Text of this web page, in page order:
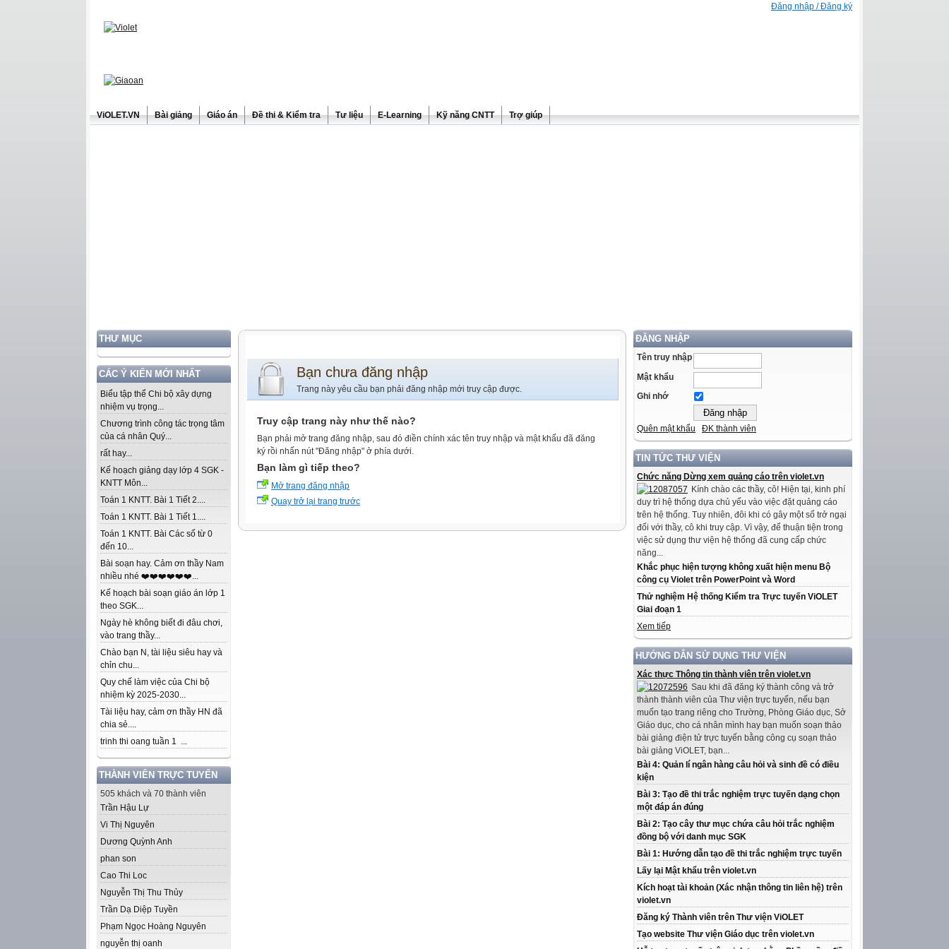
Đăng nhập / Đăng ký
ViOLET.VN Bài giảng Giáo án Đề thi & Kiểm tra Tư liệu E-Learning Kỹ năng CNTT Trợ giúp
THƯ MỤC
CÁC Ý KIẾN MỚI NHẤT
Biểu tập thể Chi bộ xây dựng
nhiệm vụ trọng...
Chương trình công tác trọng tâm
của cá nhân Quý...
rất hay...
Kế hoạch giảng dạy lớp 4 SGK -
KNTT Môn...
Toán 1 KNTT. Bài 1 Tiết 2....
Toán 1 KNTT. Bài 1 Tiết 1....
Toán 1 KNTT. Bài Các số từ 0
đến 10...
Bài soạn hay. Cảm ơn thầy Nam
nhiều nhé ❤️❤️❤️❤️❤️❤️...
Kế hoạch bài soạn giáo án lớp 1
theo SGK...
Ngày hè không biết đi đâu chơi,
vào trang thầy...
Chào bạn N, tài liệu siêu hay và
chỉn chu...
Quy chế làm việc của Chi bộ
nhiệm kỳ 2025-2030...
Tài liệu hay, cảm ơn thầy HN đã
chia sẻ....
trinh thi oang tuần 1 ...
THÀNH VIÊN TRỰC TUYẾN
505 khách và 70 thành viên
Trần Hậu Lự
Vi Thị Nguyên
Dương Quỳnh Anh
phan son
Cao Thi Loc
Nguyễn Thị Thu Thủy
Trần Dạ Diệp Tuyền
Phạm Ngọc Hoàng Nguyên
nguyễn thị oanh
ĐĂNG NHẬP
Tên truy nhập
Mật khẩu
Ghi nhớ
Quên mật khẩu ĐK thành viên
TIN TỨC THƯ VIỆN
Chức năng Dừng xem quảng cáo trên violet.vn
Kính chào các thầy, cô! Hiện tại, kinh phí
duy trì hệ thống dựa chủ yếu vào việc đặt quảng cáo
trên hệ thống. Tuy nhiên, đôi khi có gây một số trở ngại
đối với thầy, cô khi truy cập. Vì vậy, để thuận tiện trong
việc sử dụng thư viện hệ thống đã cung cấp chức
năng...
Khắc phục hiện tượng không xuất hiện menu Bộ
công cụ Violet trên PowerPoint và Word
Thử nghiệm Hệ thống Kiểm tra Trực tuyến ViOLET
Giai đoạn 1
Xem tiếp
HƯỚNG DẪN SỬ DỤNG THƯ VIỆN
Xác thực Thông tin thành viên trên violet.vn
Sau khi đã đăng ký thành công và trở
thành thành viên của Thư viện trực tuyến, nếu bạn
muốn tạo trang riêng cho Trường, Phòng Giáo dục, Sở
Giáo dục, cho cá nhân mình hay bạn muốn soạn thảo
bài giảng điện tử trực tuyến bằng công cụ soạn thảo
bài giảng ViOLET, bạn...
Bài 4: Quản lí ngân hàng câu hỏi và sinh đề có điều
kiện
Bài 3: Tạo đề thi trắc nghiệm trực tuyến dạng chọn
một đáp án đúng
Bài 2: Tạo cây thư mục chứa câu hỏi trắc nghiệm
đồng bộ với danh mục SGK
Bài 1: Hướng dẫn tạo đề thi trắc nghiệm trực tuyến
Lấy lại Mật khẩu trên violet.vn
Kích hoạt tài khoản (Xác nhận thông tin liên hệ) trên
violet.vn
Đăng ký Thành viên trên Thư viện ViOLET
Tạo website Thư viện Giáo dục trên violet.vn
Bạn chưa đăng nhập
Trang này yêu cầu bạn phải đăng nhập mới truy cập được.
Truy cập trang này như thế nào?
Bạn phải mở trang đăng nhập, sau đó điền chính xác tên truy nhập và mật khẩu đã đăng
ký rồi nhấn nút "Đăng nhập" ở phía dưới.
Bạn làm gì tiếp theo?
Mở trang đăng nhập
Quay trở lại trang trước